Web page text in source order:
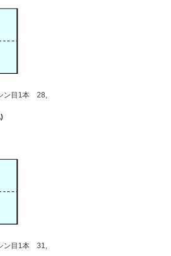
ン目1本 28,
ン目1本 31,